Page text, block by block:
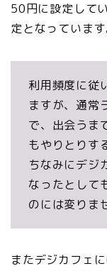
50円に設定して
定となっています
利用頻度に従
ますが、通常
で、出会うま
もやりとりす
ちなみにデジ
なったとして
のには変りま
またデジカフェ